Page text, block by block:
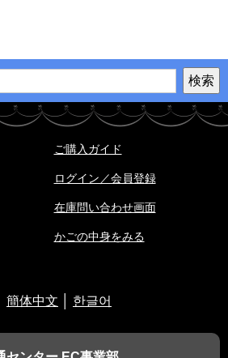
ご購入ガイド
ログイン／会員登録
在庫問い合わせ画面
かごの中身をみる
簡体中文 한글어